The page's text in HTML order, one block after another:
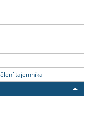
tajemníka